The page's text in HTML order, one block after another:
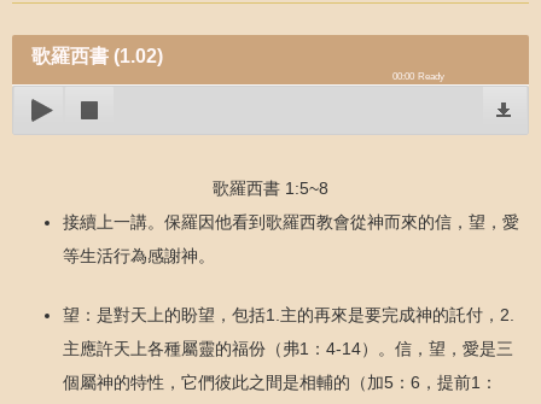
歌羅西書 (1.02)
00:00 Ready
歌羅西書 1:5~8
接續上一講。保羅因他看到歌羅西教會從神而來的信，望，愛
等生活行為感謝神。
望：是對天上的盼望，包括1.主的再來是要完成神的託付，2.
主應許天上各種屬靈的福份（弗1：4-14）。信，望，愛是三
個屬神的特性，它們彼此之間是相輔的（加5：6，提前1：